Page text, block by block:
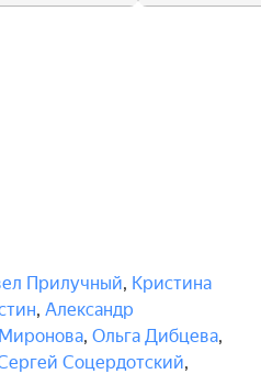
Прилучный, Кристина
, Александр
, Ольга Дибцева,
Соцердотский,